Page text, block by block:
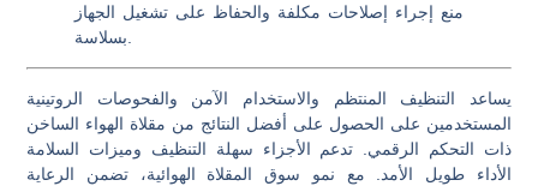
منع إجراء إصلاحات مكلفة والحفاظ على تشغيل الجهاز
يساعد التنظيف المنتظم والاستخدام الآمن والفحوصات الروتينية
المستخدمين على الحصول على أفضل النتائج من مقلاة الهواء الساخن
ذات التحكم الرقمي. تدعم الأجزاء سهلة التنظيف وميزات السلامة
الأداء طويل الأمد. مع نمو سوق المقلاة الهوائية، تضمن الرعاية